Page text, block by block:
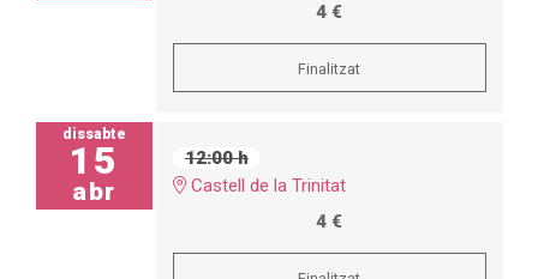
4 €
Finalitzat
dissabte
15
abr
12:00 h
Castell de la Trinitat
4 €